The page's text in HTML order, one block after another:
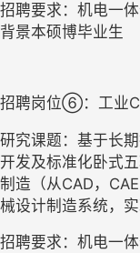
招聘要求：机电一
背景本硕博毕业生
招聘岗位⑥：工业
研究课题：基于长
开发及标准化卧式
制造（从CAD，
械设计制造系统，
招聘要求：机电一